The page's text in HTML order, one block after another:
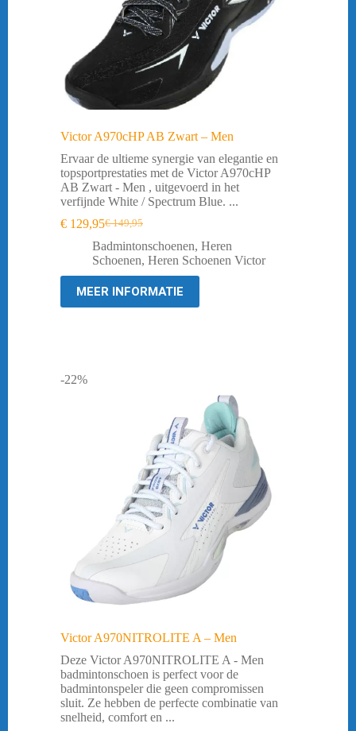
Victor A970cHP AB Zwart – Men
Ervaar de ultieme synergie van elegantie en
topsportprestaties met de Victor A970cHP
AB Zwart - Men , uitgevoerd in het
verfijnde White / Spectrum Blue. ...
€149,95
Oorspronkelijke
prijs
was:
€ 129,95Huidige
prijs
is:
Badmintonschoenen, Heren
Schoenen, Heren Schoenen Victor
MEER INFORMATIE
-22%
Victor A970NITROLITE A – Men
Deze Victor A970NITROLITE A - Men
badmintonschoen is perfect voor de
badmintonspeler die geen compromissen
sluit. Ze hebben de perfecte combinatie van
snelheid, comfort en ...